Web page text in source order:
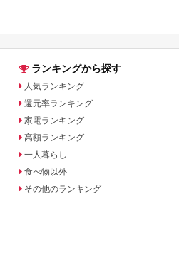
ランキングから探す
人気ランキング
還元率ランキング
家電ランキング
高額ランキング
一人暮らし
食べ物以外
その他のランキング